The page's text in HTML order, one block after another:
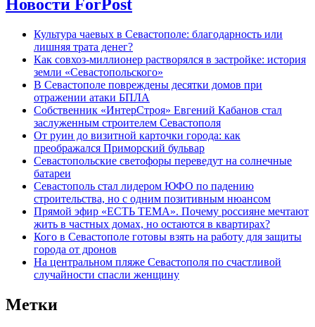
Новости ForPost
Культура чаевых в Севастополе: благодарность или
лишняя трата денег?
Как совхоз-миллионер растворялся в застройке: история
земли «Севастопольского»
В Севастополе повреждены десятки домов при
отражении атаки БПЛА
Собственник «ИнтерСтроя» Евгений Кабанов стал
заслуженным строителем Севастополя
От руин до визитной карточки города: как
преображался Приморский бульвар
Севастопольские светофоры переведут на солнечные
батареи
Севастополь стал лидером ЮФО по падению
строительства, но с одним позитивным нюансом
Прямой эфир «ЕСТЬ ТЕМА». Почему россияне мечтают
жить в частных домах, но остаются в квартирах?
Кого в Севастополе готовы взять на работу для защиты
города от дронов
На центральном пляже Севастополя по счастливой
случайности спасли женщину
Метки